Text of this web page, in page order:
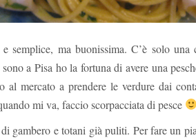
e semplice, ma buonissima. C’è solo
a Pisa ho la fortuna di avere una
al mercato a prendere le verdure dai
mi va, faccio scorpacciata di pesce
gambero e totani già puliti. Per fare un